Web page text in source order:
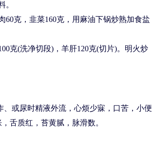
。
克，韭菜160克，用麻油下锅炒熟加食盐
(洗净切段)，羊肝120克(切片)。明火炒
、或尿时精液外流，心烦少寐，口苦，小便
舌质红，苔黄腻，脉滑数。